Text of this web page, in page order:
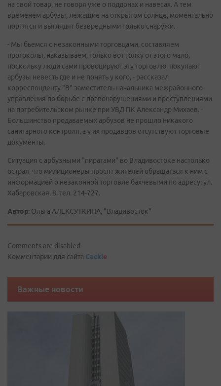
на свой товар, не говоря уже о поддонах и навесах. А тем
временем арбузы, лежащие на открытом солнце, моментально
портятся и выглядят безвредными только снаружи.
- Мы бьемся с незаконными торговцами, составляем
протоколы, наказываем, только вот толку от этого мало,
поскольку люди сами провоцируют эту торговлю, покупают
арбузы невесть где и не понять у кого, - рассказал
корреспонденту "В" заместитель начальника межрайонного
управления по борьбе с правонарушениями и преступлениями
на потребительском рынке при УВД ПК Александр Михаев. -
Большинство продаваемых арбузов не прошло никакого
санитарного контроля, а у их продавцов отсутствуют торговые
документы.
Ситуация с арбузными "пиратами" во Владивостоке настолько
острая, что милиционеры просят жителей обращаться к ним с
информацией о незаконной торговле бахчевыми по адресу: ул.
Хабаровская, 8, тел. 214-727.
Автор: Ольга АЛЕКСУТКИНА, "Владивосток"
Comments are disabled
Комментарии для сайта Cackle
Важные новости